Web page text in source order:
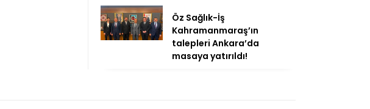
Öz Sağlık-İş
Kahramanmaraş’ın
talepleri Ankara’da
masaya yatırıldı!